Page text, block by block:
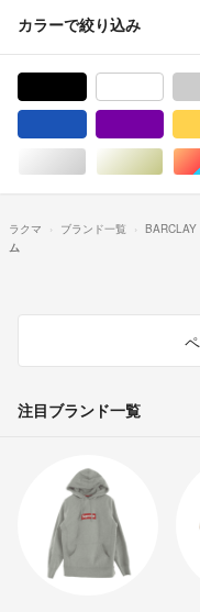
カラーで絞り込み
シルバー/銀色系
ゴ
ラクマ ブランド一覧 BARCLAY
ム
注目ブランド一覧